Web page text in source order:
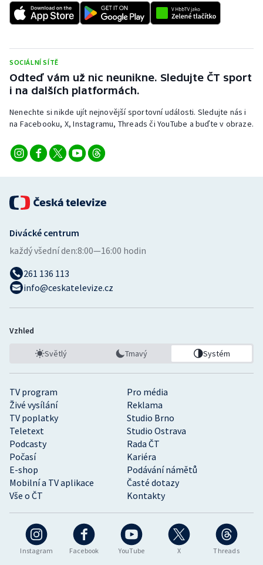
Sportovní střelba
Stolní tenis
Triatlon
Vodní slalom
Volejbal
SOCIÁLNÍ SÍTĚ
Odteď vám už nic neunikne. Sledujte ČT sport
i na dalších platformách.
Nenechte si nikde ujít nejnovější sportovní události. Sledujte nás i
na Facebooku, X, Instagramu, Threads či YouTube a buďte v obraze.
Instagram Facebook YouTube X Threads
TV program
Pro média
Živé vysílání
Reklama
TV poplatky
Studio Brno
Teletext
Studio Ostrava
Podcasty
Rada ČT
Počasí
Kariéra
E-shop
Podávání námětů
Mobilní a TV aplikace
Časté dotazy
Vše o ČT
Kontakty
Divácké centrum
každý všední den:8:00—16:00 hodin
261 136 113
info@ceskatelevize.cz
Vzhled
Světlý Tmavý Systém